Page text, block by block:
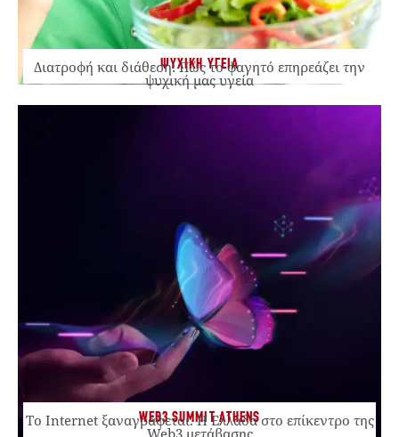
ΨΥΧΙΚΗ ΥΓΕΙΑ
Διατροφή και διάθεση: Πώς το φαγητό επηρεάζει την
ψυχική μας υγεία
WEB3 SUMMIT ATHENS
Το Internet ξαναγράφεται. Η Ελλάδα στο επίκεντρο της